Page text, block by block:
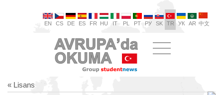
EN CS DE ES FR HU IT PL PT РУ SK TR УК AR 中文
« Lisans